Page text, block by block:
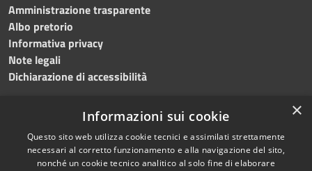
Amministrazione trasparente
Albo pretorio
Informativa privacy
Note legali
Dichiarazione di accessibilità
RSS
Accessibilità
Copyright © 2024 •
Comune diGrottaminarda
×
Informazioni sui cookie
Questo sito web utilizza cookie tecnici e assimilati strettamente
necessari al corretto funzionamento e alla navigazione del sito,
nonché un cookie tecnico analitico al solo fine di elaborare